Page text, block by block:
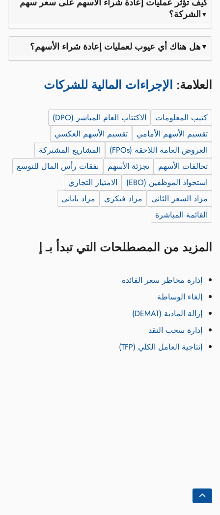
الشركة؟
هل هناك أي عيوب لعمليات إعادة شراء الأسهم؟
العلامة: الإجراءات المالية للشركات
كتيب المعلومات
الاكتتاب العام المباشر (DPO)
تقسيم الأسهم الأمامي
تقسيم الأسهم العكسي
العروض العامة اللاحقة (FPOs)
المشاريع المشتركة
تحالفات الأسهم
تجزئة الأسهم
نفقات رأس المال للتوسع
استحواذ الموظفين (EBO)
الامتياز التجاري
مزاد السعر الثاني
مزاد فيكري
مزاد ياباني
القائمة المباشرة
المزيد من المصطلحات التي تبدأ بـ إ
إدارة مخاطر سعر الفائدة
إلغاء الوساطة
إزالة المادية (DEMAT)
إدارة سحب النقد
إنتاجية العامل الكلي (TFP)